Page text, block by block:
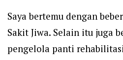
Saya bertemu dengan
Sakit Jiwa. Selain itu juga
pengelola panti